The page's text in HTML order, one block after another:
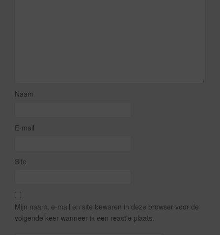
Naam
E-mail
Site
Mijn naam, e-mail en site bewaren in deze browser voor de
volgende keer wanneer ik een reactie plaats.